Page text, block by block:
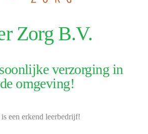
Zorg B.V.
verzorging in
omgeving!
een erkend leerbedrijf!